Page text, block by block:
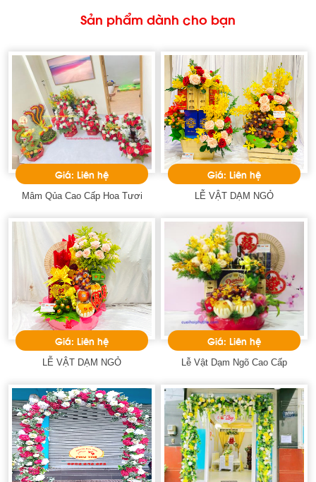
Sản phẩm dành cho bạn
Giá: Liên hệ
Mâm Qủa Cao Cấp Hoa Tươi
Giá: Liên hệ
LỄ VẬT DẠM NGỎ
Giá: Liên hệ
LỄ VẬT DẠM NGỎ
Giá: Liên hệ
Lễ Vật Dạm Ngõ Cao Cấp